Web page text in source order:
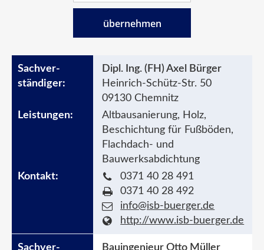
übernehmen
Dipl. Ing. (FH) Axel Bürger
Heinrich-Schütz-Str. 50
09130 Chemnitz
Altbausanierung, Holz,
Beschichtung für Fußböden,
Flachdach- und
Bauwerksabdichtung
0371 40 28 491
0371 40 28 492
info@isb-buerger.de
http://www.isb-buerger.de
Bauingenieur Otto Müller